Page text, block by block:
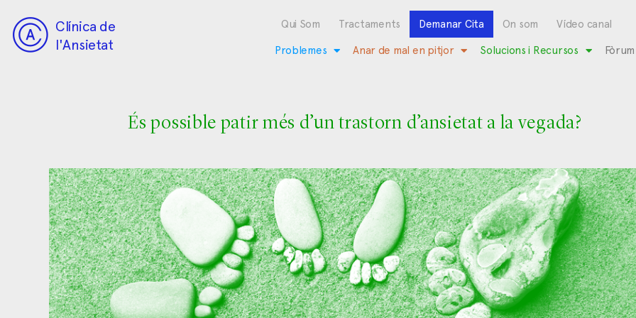
Clínica de
l'Ansietat
Qui Som Tractaments Demanar Cita On som Vídeo canal
Problemes Anar de mal en pitjor Solucions i Recursos Fòrum
És possible patir més d’un trastorn d’ansietat a la vegada?